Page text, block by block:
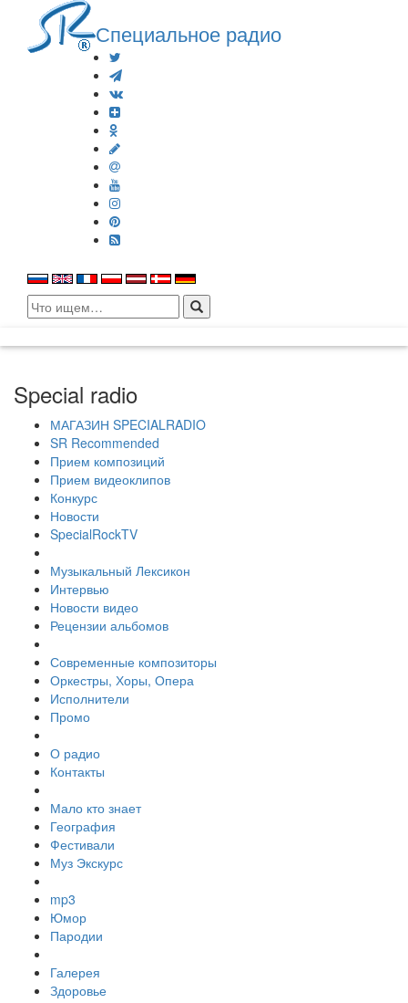
Специальное радио
Search
for:
Special radio
МАГАЗИН SPECIALRADIO
SR Recommended
Прием композиций
Прием видеоклипов
Конкурс
Новости
SpecialRockTV
Музыкальный Лексикон
Интервью
Новости видео
Рецензии альбомов
Современные композиторы
Оркестры, Хоры, Опера
Исполнители
Промо
О радио
Контакты
Мало кто знает
География
Фестивали
Муз Экскурс
mp3
Юмор
Пародии
Галерея
Здоровье